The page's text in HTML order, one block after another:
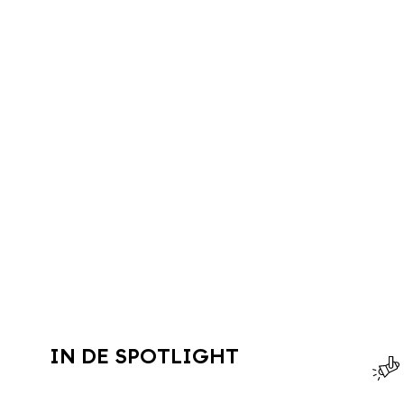
IN DE SPOTLIGHT